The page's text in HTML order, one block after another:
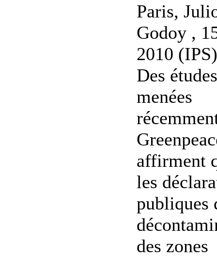
Paris,
Godoy ,
2010
Des études
menées
affirment
les
publiques
des zones